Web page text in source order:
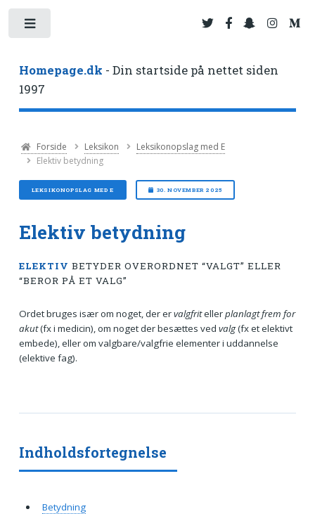
Homepage.dk - Din startside på nettet siden
1997
Forside Leksikon
Leksikonopslag med E
Elektiv betydning
LEKSIKONOPSLAG MED E 30. NOVEMBER 2025
Elektiv betydning
ELEKTIV BETYDER OVERORDNET “VALGT” ELLER
“BEROR PÅ ET VALG”
Ordet bruges især om noget, der ervalgfritellerplanlagt frem for
akut(fx i medicin), om noget der besættes ved valg(fx et elektivt
embede), eller om valgbare/valgfrie elementer i uddannelse
(elektive fag).
Indholdsfortegnelse
Betydning